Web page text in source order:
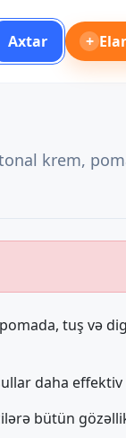
Axtar +
krem,
tuş və
daha effektiv
bütün